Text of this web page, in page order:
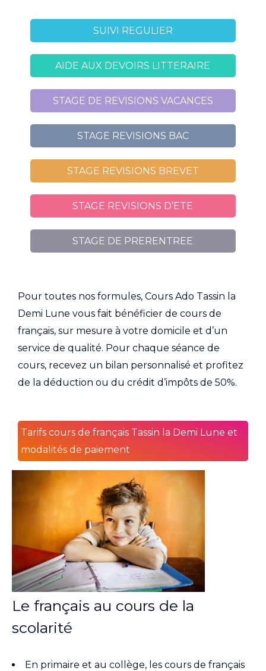
SUIVI REGULIER
AIDE AUX DEVOIRS LITTERAIRE
STAGE DE REVISIONS VACANCES
STAGE REVISIONS BAC
STAGE REVISIONS BREVET
STAGE REVISIONS D’ETE
STAGE DE PRERENTREE
Pour toutes nos formules, Cours Ado Tassin la
Demi Lune vous fait bénéficier de cours de
français, sur mesure à votre domicile et d’un
service de qualité. Pour chaque séance de
cours, recevez un bilan personnalisé et profitez
de la déduction ou du crédit d’impôts de 50%.
Tarifs cours de français Tassin la Demi Lune et
modalités de paiement
Le français au cours de la
scolarité
En primaire et au collège, les cours de français